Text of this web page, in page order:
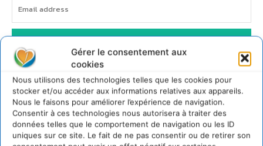
Gérer le consentement aux
cookies
Nous utilisons des technologies telles que les cookies pour
stocker et/ou accéder aux informations relatives aux appareils.
Nous le faisons pour améliorer l’expérience de navigation.
Consentir à ces technologies nous autorisera à traiter des
données telles que le comportement de navigation ou les ID
uniques sur ce site. Le fait de ne pas consentir ou de retirer son